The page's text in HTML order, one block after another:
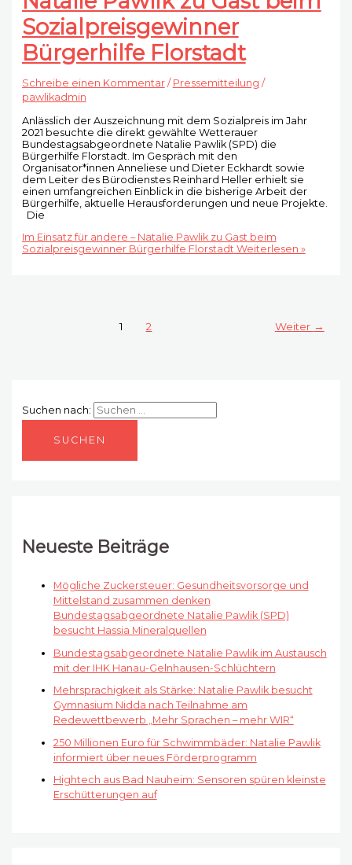
Sozialpreisgewinner
Bürgerhilfe Florstadt
Schreibe einen Kommentar / Pressemitteilung /
pawlikadmin
Anlässlich der Auszeichnung mit dem Sozialpreis im Jahr
2021 besuchte die direkt gewählte Wetterauer
Bundestagsabgeordnete Natalie Pawlik (SPD) die
Bürgerhilfe Florstadt. Im Gespräch mit den
Organisator*innen Anneliese und Dieter Eckhardt sowie
dem Leiter des Bürodienstes Reinhard Heller erhielt sie
einen umfangreichen Einblick in die bisherige Arbeit der
Bürgerhilfe, aktuelle Herausforderungen und neue Projekte.
Die
Im Einsatz für andere – Natalie Pawlik zu Gast beim
Sozialpreisgewinner Bürgerhilfe FlorstadtWeiterlesen »
1 2 Weiter →
Suchen nach:
Neueste Beiträge
Mögliche Zuckersteuer: Gesundheitsvorsorge und
Mittelstand zusammen denken
Bundestagsabgeordnete Natalie Pawlik (SPD)
besucht Hassia Mineralquellen
Bundestagsabgeordnete Natalie Pawlik im Austausch
mit der IHK Hanau-Gelnhausen-Schlüchtern
Mehrsprachigkeit als Stärke: Natalie Pawlik besucht
Gymnasium Nidda nach Teilnahme am
Redewettbewerb „Mehr Sprachen – mehr WIR“
250 Millionen Euro für Schwimmbäder: Natalie Pawlik
informiert über neues Förderprogramm
Hightech aus Bad Nauheim: Sensoren spüren kleinste
Erschütterungen auf